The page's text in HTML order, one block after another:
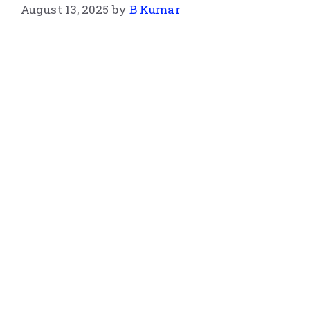
August 13, 2025 by B Kumar